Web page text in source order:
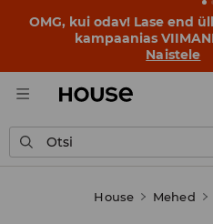
BACK TO SCHOOL📒
esimest koolikella. Alusta
Naistele
Otsi
House Mehed